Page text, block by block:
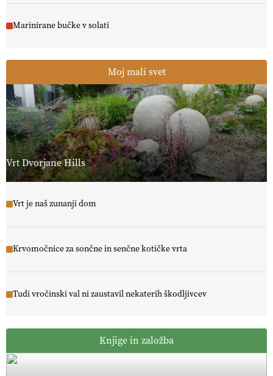
Marinirane bučke v solati
Moj mali svet
Vrt Dvorjane Hills
Vrt je naš zunanji dom
Krvomočnice za sončne in senčne kotičke vrta
Tudi vročinski val ni zaustavil nekaterih škodljivcev
Knjige in založba